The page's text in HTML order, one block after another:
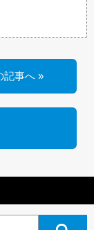
記事へ »